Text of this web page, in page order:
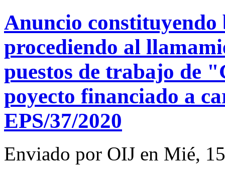
Anuncio
procediendo al
puestos de trabajo de
poyecto financiado a
EPS/37/2020
Enviado por OIJ en Mié,